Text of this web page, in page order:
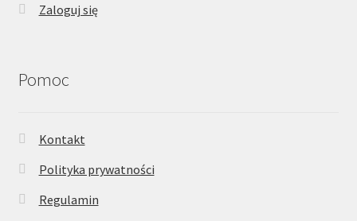
Zaloguj się
Pomoc
Kontakt
Polityka prywatności
Regulamin